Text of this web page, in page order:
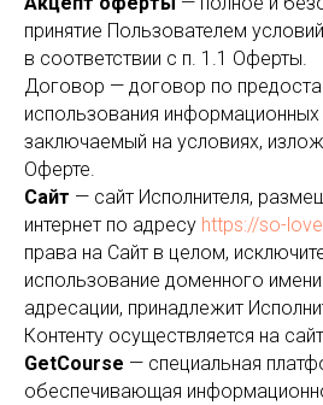
принятие Пользователем
в соответствии с п. 1.1 Оферты.
Договор — договор по
использования информационных
заключаемый на условиях,
Оферте.
Сайт — сайт Исполнителя,
интернет по адресу https://so-
права на Сайт в целом,
использование доменного
адресации, принадлежит
Контенту осуществляется на
GetCourse — специальная
обеспечивающая